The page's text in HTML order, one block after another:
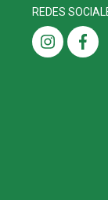
REDES